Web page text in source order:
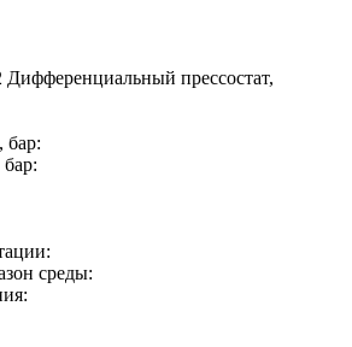
Дифференциальный прессостат,
бар:
среды: